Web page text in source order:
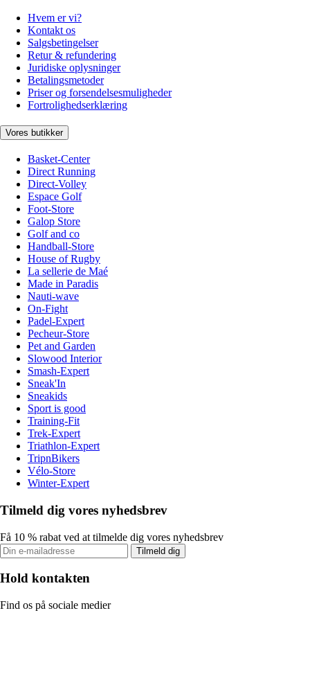
Hvem er vi?
Kontakt os
Salgsbetingelser
Retur & refundering
Juridiske oplysninger
Betalingsmetoder
Priser og forsendelsesmuligheder
Fortrolighedserklæring
Vores butikker
Basket-Center
Direct Running
Direct-Volley
Espace Golf
Foot-Store
Galop Store
Golf and co
Handball-Store
House of Rugby
La sellerie de Maé
Made in Paradis
Nauti-wave
On-Fight
Padel-Expert
Pecheur-Store
Pet and Garden
Slowood Interior
Smash-Expert
Sneak'In
Sneakids
Sport is good
Training-Fit
Trek-Expert
Triathlon-Expert
TripnBikers
Vélo-Store
Winter-Expert
Tilmeld dig vores nyhedsbrev
Få 10 % rabat ved at tilmelde dig vores nyhedsbrev
Tilmeld dig
Hold kontakten
Find os på sociale medier